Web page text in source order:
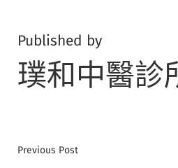
Published by
璞和中醫診
Previous Post